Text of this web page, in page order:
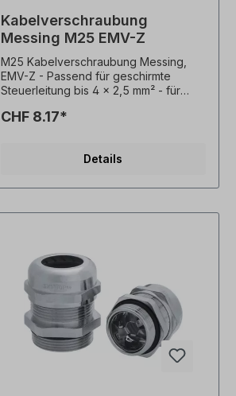
Kabelverschraubung
Messing M25 EMV-Z
M25 Kabelverschraubung Messing,
EMV-Z - Passend für geschirmte
Steuerleitung bis 4 x 2,5 mm² - für
mm bis 13 mm -
Hochleitfähiger, flexibler EMV-
CHF 8.17*
Details